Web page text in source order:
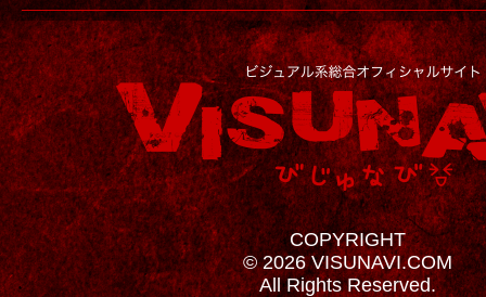
COPYRIGHT
© 2026 VISUNAVI.COM
All Rights Reserved.